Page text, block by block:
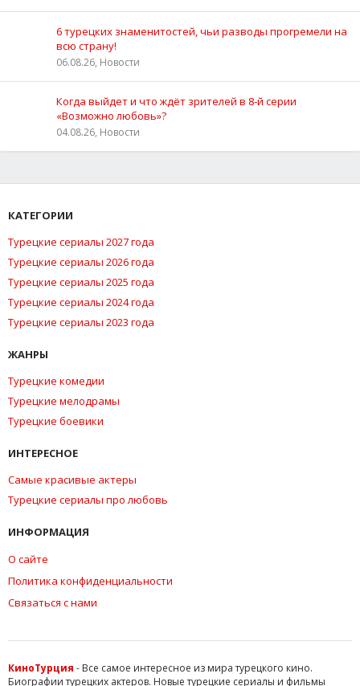
6 турецких знаменитостей, чьи разводы прогремели на
всю страну!
06.08.26, Новости
Когда выйдет и что ждёт зрителей в 8-й серии
«Возможно любовь»?
04.08.26, Новости
КАТЕГОРИИ
Турецкие сериалы 2027 года
Турецкие сериалы 2026 года
Турецкие сериалы 2025 года
Турецкие сериалы 2024 года
Турецкие сериалы 2023 года
ЖАНРЫ
Турецкие комедии
Турецкие мелодрамы
Турецкие боевики
ИНТЕРЕСНОЕ
Самые красивые актеры
Турецкие сериалы про любовь
ИНФОРМАЦИЯ
О сайте
Политика конфиденциальности
Связаться с нами
КиноТурция - Все самое интересное из мира турецкого кино.
Биографии турецких актеров. Новые турецкие сериалы и фильмы